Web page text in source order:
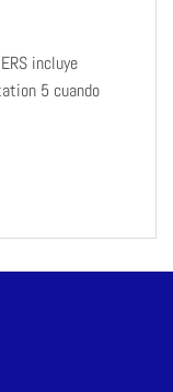
incluye
5 cuando